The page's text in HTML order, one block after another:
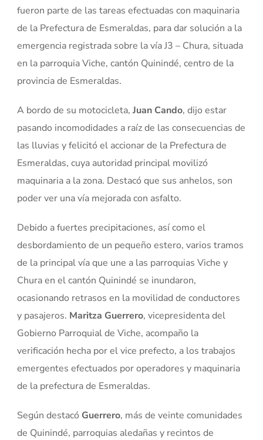
fueron parte de las tareas efectuadas con maquinaria
de la Prefectura de Esmeraldas, para dar solución a la
emergencia registrada sobre la vía J3 – Chura, situada
en la parroquia Viche, cantón Quinindé, centro de la
provincia de Esmeraldas.
A bordo de su motocicleta,Juan Cando, dijo estar
pasando incomodidades a raíz de las consecuencias de
las lluvias y felicitó el accionar de la Prefectura de
Esmeraldas, cuya autoridad principal movilizó
maquinaria a la zona. Destacó que sus anhelos, son
poder ver una vía mejorada con asfalto.
Debido a fuertes precipitaciones, así como el
desbordamiento de un pequeño estero, varios tramos
de la principal vía que une a las parroquias Viche y
Chura en el cantón Quinindé se inundaron,
ocasionando retrasos en la movilidad de conductores
y pasajeros. Maritza Guerrero, vicepresidenta del
Gobierno Parroquial de Viche, acompaño la
verificación hecha por el vice prefecto, a los trabajos
emergentes efectuados por operadores y maquinaria
de la prefectura de Esmeraldas.
Según destacó Guerrero, más de veinte comunidades
de Quinindé, parroquias aledañas y recintos de